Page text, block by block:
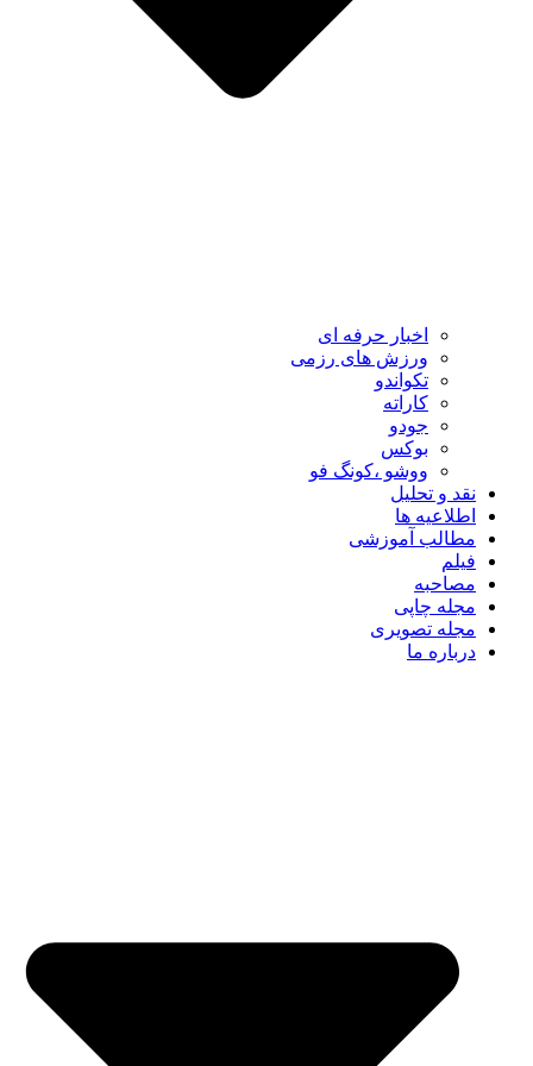
اخبار حرفه ای
ورزش های رزمی
تکواندو
کاراته
جودو
بوکس
ووشو ،کونگ فو
نقد و تحلیل
اطلاعیه ها
مطالب آموزشی
فیلم
مصاحبه
مجله چاپی
مجله تصویری
درباره ما